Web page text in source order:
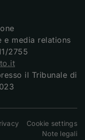
e media relations
2755
il Tribunale di
(apre una nuova
Cookie settings
Note legali